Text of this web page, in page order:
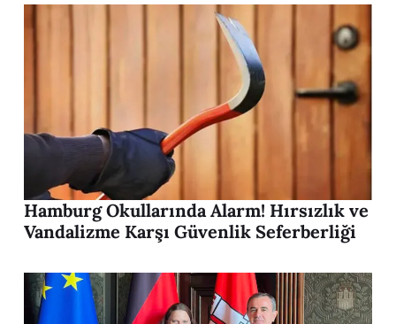
Hamburg Okullarında Alarm! Hırsızlık ve
Vandalizme Karşı Güvenlik Seferberliği